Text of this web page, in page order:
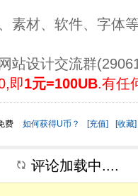
素材、软件、字体
站设计交流群
即1元=100UB.有任
费 如何获得U币？ [充值] [收藏]
评论加载中....